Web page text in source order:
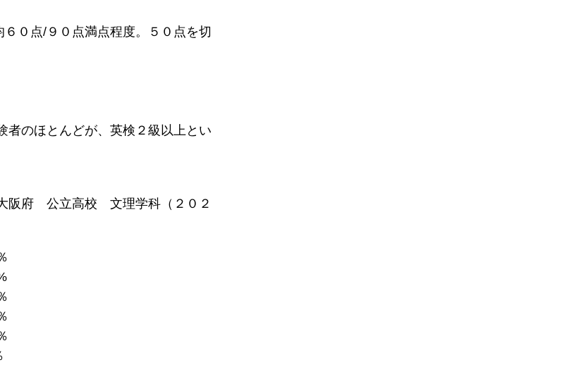
０点/９０点満点程度。５０点を切
者のほとんどが、英検２級以上とい
大阪府 公立高校 文理学科（２０２